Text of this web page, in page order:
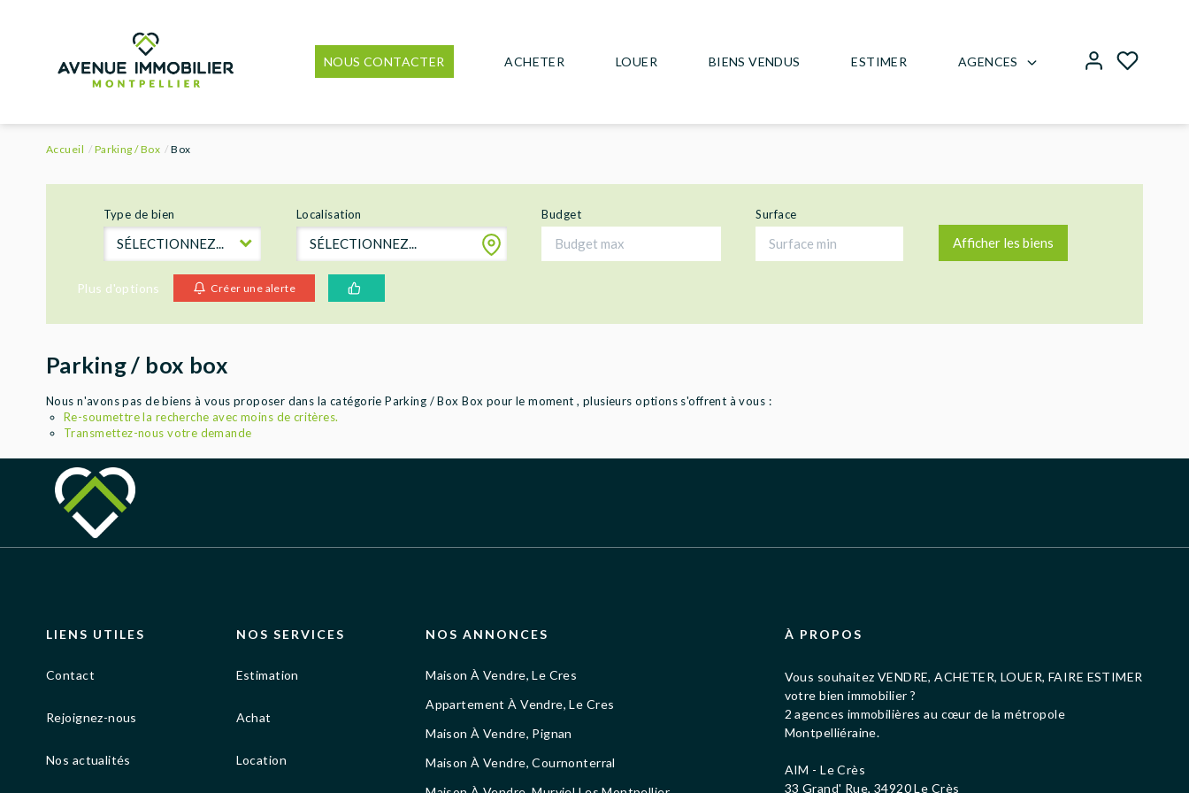
NOUS CONTACTER ACHETER LOUER BIENS VENDUS ESTIMER AGENCES
Accueil Parking / Box Box
Type de bien
SÉLECTIONNEZ...
Localisation
SÉLECTIONNEZ...
Budget Surface
Plus d'options Créer une alerte
Parking / box box
Nous n'avons pas de biens à vous proposer dans la catégorie Parking / Box Box pour le moment , plusieurs options s'offrent à vous :
Re-soumettre la recherche avec moins de critères.
Transmettez-nous votre demande
LIENS UTILES
Contact
Rejoignez-nous
Nos actualités
NOS SERVICES
Estimation
Achat
Location
NOS ANNONCES
Maison À Vendre, Le Cres
Appartement À Vendre, Le Cres
Maison À Vendre, Pignan
Maison À Vendre, Cournonterral
À PROPOS
Vous souhaitez VENDRE, ACHETER, LOUER, FAIRE ESTIMER
votre bien immobilier ?
2 agences immobilières au cœur de la métropole
Montpelliéraine.
AIM - Le Crès
33 Grand' Rue, 34920 Le Crès